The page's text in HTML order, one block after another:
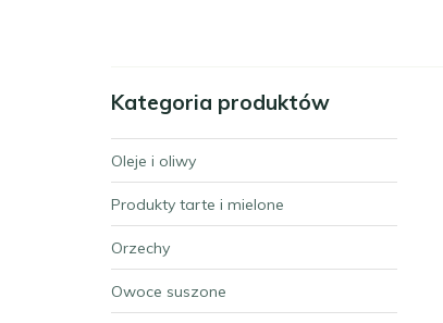
Kategoria produktów
Oleje i oliwy
Produkty tarte i mielone
Orzechy
Owoce suszone